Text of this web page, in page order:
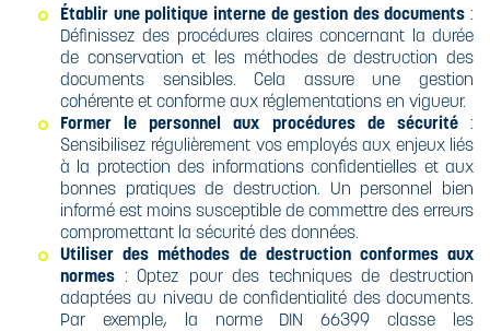
Établir une politique interne de gestion des documents :
Définissez des procédures claires concernant la durée
de conservation et les méthodes de destruction des
documents sensibles. Cela assure une gestion
cohérente et conforme aux réglementations en vigueur.​
Former le personnel aux procédures de sécurité:
Sensibilisez régulièrement vos employés aux enjeux liés
à la protection des informations confidentielles et aux
bonnes pratiques de destruction. Un personnel bien
informé est moins susceptible de commettre des erreurs
compromettant la sécurité des données.
Utiliser des méthodes de destruction conformes aux
normes : Optez pour des techniques de destruction
adaptées au niveau de confidentialité des documents.
Par exemple, la norme DIN 66399 classe les